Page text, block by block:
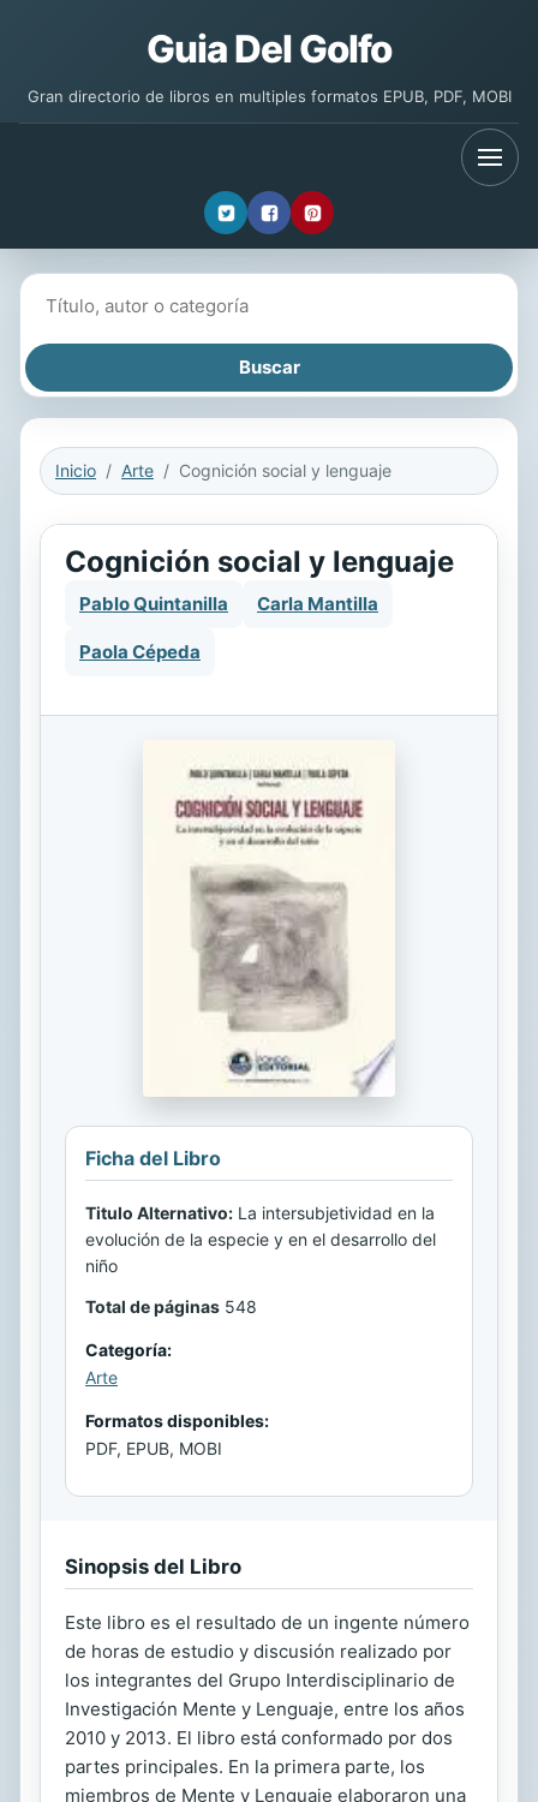
Guia Del Golfo
Gran directorio de libros en multiples formatos EPUB, PDF, MOBI
Inicio Arte Cognición social y lenguaje
Cognición social y lenguaje
Pablo Quintanilla Carla Mantilla
Paola Cépeda
Ficha del Libro
Titulo Alternativo: La intersubjetividad en la
evolución de la especie y en el desarrollo del
niño
Total de páginas 548
Categoría:
Arte
Formatos disponibles:
PDF, EPUB, MOBI
Sinopsis del Libro
Este libro es el resultado de un ingente número
de horas de estudio y discusión realizado por
los integrantes del Grupo Interdisciplinario de
Investigación Mente y Lenguaje, entre los años
2010 y 2013. El libro está conformado por dos
partes principales. En la primera parte, los
miembros de Mente y Lenguaje elaboraron una